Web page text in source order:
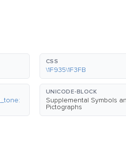
CSS
\1F935\1F3FB
UNICODE-BLOCK
Supplemental Symbols
Pictographs